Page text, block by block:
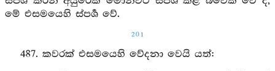
මේ එසමයෙහි ස්පර්‍ශ වේ.
201
487. කවරක් එසමයෙහි වේදනා වෙයි යත්: